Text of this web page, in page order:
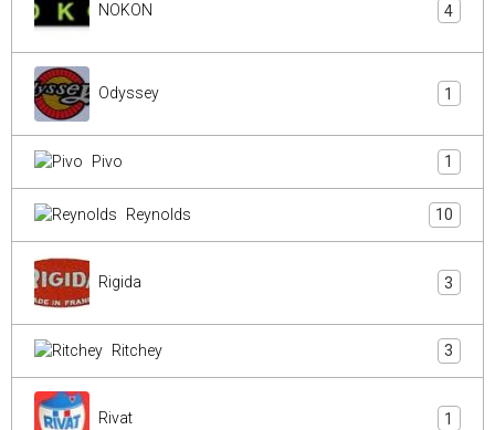
NOKON 4
Odyssey 1
Pivo 1
Reynolds 10
Rigida 3
Ritchey 3
Rivat 1